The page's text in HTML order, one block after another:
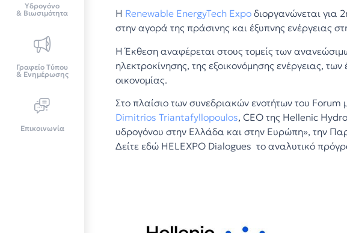
Υδρογόνο
& Βιωσιμότητα
Γραφείο Τύπου
& Ενημέρωσης
Επικοινωνία
Η Renewable EnergyTech Expo διοργανώνεται για
στην αγορά της πράσινης και έξυπνης ενέργειας
Η Έκθεση αναφέρεται στους τομείς των
ηλεκτροκίνησης, της εξοικονόμησης ενέργειας,
οικονομίας.
Στο πλαίσιο των συνεδριακών ενοτήτων του Forum
Dimitrios Triantafyllopoulos, CEO της Hellenic
υδρογόνου στην Ελλάδα και στην Ευρώπη», την
Δείτε εδώ HELEXPO Dialogues το αναλυτικό